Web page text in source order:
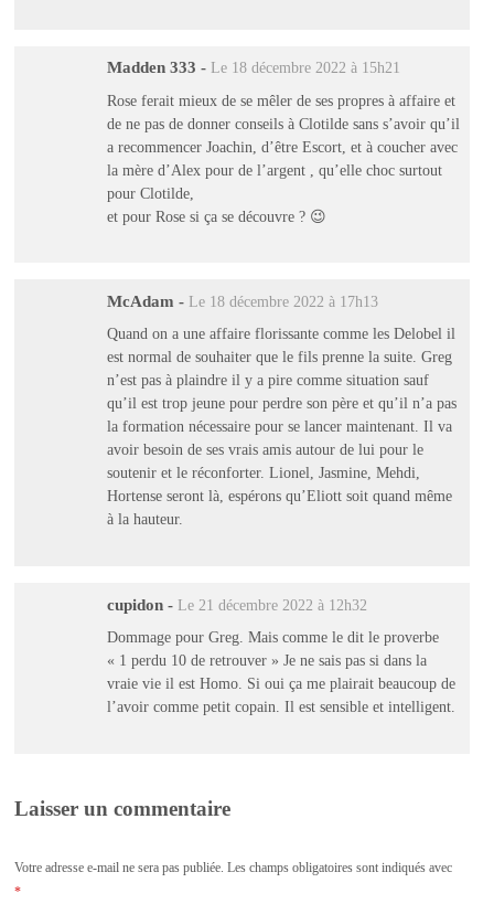
Madden 333 - Le 18 décembre 2022 à 15h21
Rose ferait mieux de se mêler de ses propres à affaire et
de ne pas de donner conseils à Clotilde sans s’avoir qu’il
a recommencer Joachin, d’être Escort, et à coucher avec
la mère d’Alex pour de l’argent , qu’elle choc surtout
pour Clotilde,
et pour Rose si ça se découvre ? 😉
McAdam - Le 18 décembre 2022 à 17h13
Quand on a une affaire florissante comme les Delobel il
est normal de souhaiter que le fils prenne la suite. Greg
n’est pas à plaindre il y a pire comme situation sauf
qu’il est trop jeune pour perdre son père et qu’il n’a pas
la formation nécessaire pour se lancer maintenant. Il va
avoir besoin de ses vrais amis autour de lui pour le
soutenir et le réconforter. Lionel, Jasmine, Mehdi,
Hortense seront là, espérons qu’Eliott soit quand même
à la hauteur.
cupidon - Le 21 décembre 2022 à 12h32
Dommage pour Greg. Mais comme le dit le proverbe
« 1 perdu 10 de retrouver » Je ne sais pas si dans la
vraie vie il est Homo. Si oui ça me plairait beaucoup de
l’avoir comme petit copain. Il est sensible et intelligent.
Laisser un commentaire
Votre adresse e-mail ne sera pas publiée. Les champs obligatoires sont indiqués avec
*